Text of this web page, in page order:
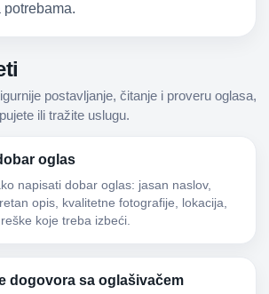
potrebama.
postavljanje, čitanje i proveru oglasa,
ili tražite uslugu.
oglas
napisati dobar oglas: jasan naslov,
opis, kvalitetne fotografije, lokacija,
koje treba izbeći.
dogovora sa oglašivačem